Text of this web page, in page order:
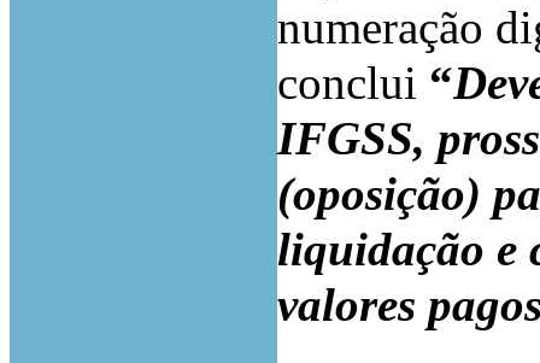
numeração
conclui “
IFGSS,
(oposição)
liquidação e
valores